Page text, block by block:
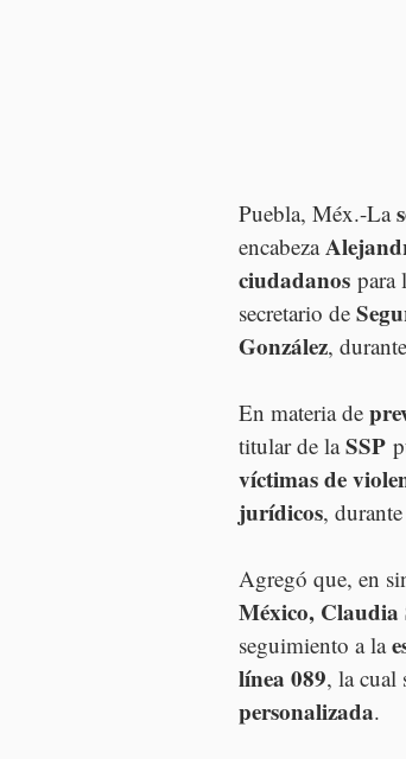
Puebla, Méx.-La
encabeza
ciudadanos para
secretario de
González,
En materia de
titular de la SSP
víctimas de
jurídicos, durante
Agregó que, en
México, Claudia
seguimiento a la
línea 089, la cual
personalizada.